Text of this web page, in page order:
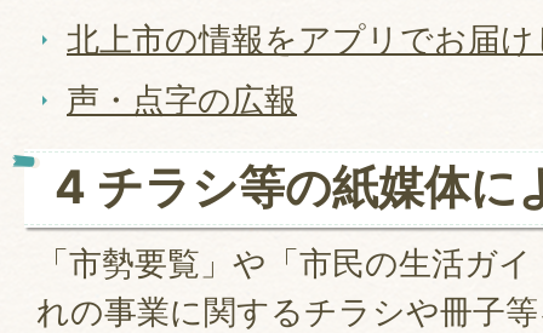
北上市の情報をアプリでお届
声・点字の広報
4 チラシ等の紙媒体に
「市勢要覧」や「市民の生活ガ
れの事業に関するチラシや冊子